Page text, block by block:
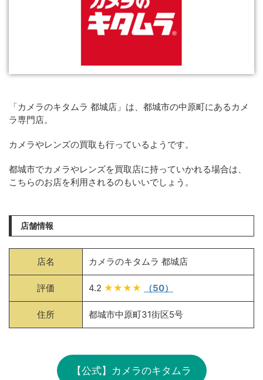
「カメラのキタムラ 都城店」は、都城市の中原町にあるカメ
ラ専門店。
カメラやレンズの買取も行っているようです。
都城市でカメラやレンズを買取店に持っていかれる場合は、
こちらのお店を利用されるのもいいでしょう。
店舗情報
店名 カメラのキタムラ 都城店
評価 4.2 ★★★★ （50）
住所 都城市中原町31街区5号
【公式】カメラのキタムラ